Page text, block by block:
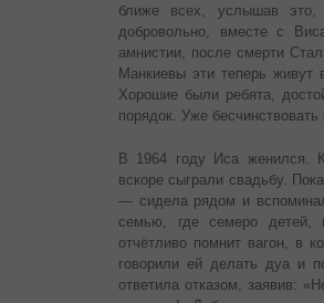
ближе всех, услышав
добровольно, вместе с
амнистии, после смерти
Манкиевы эти теперь живут
Хорошие были ребята,
порядок. Уже
В 1964 году Иса женился.
вскоре сыграли свадьбу.
— сидела рядом и
семью, где семеро детей,
отчётливо помнит вагон, в
говорили ей делать дуа и
ответила отказом, заявив: